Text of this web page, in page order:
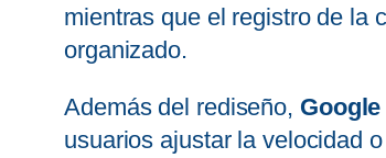
mientras que el registro de la
organizado.
Además del rediseño,
usuarios ajustar la velocidad